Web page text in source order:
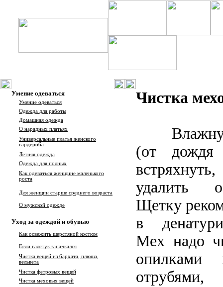
Умение одеваться
Умение одеваться
Одежда для работы
Домашняя одежда
О нарядных платьях
Универсальные платья женского
гардероба
Летняя одежда
Одежда для полных
Как одеваться женщине маленького
роста
Для женщин старше среднего возраста
О мужской одежде
Уход за одеждой и обувью
Как освежить шерстяной костюм
Если галстук запачкался
Чистка вещей из бархата, плюша,
вельвета
Чистка фетровых вещей
Чистка меховых вещей
Чистка
(от дождя
удалить
Щетку
в
Мех надо
опилками